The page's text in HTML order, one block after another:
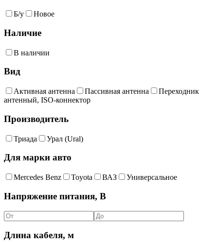
Б/у Новое
Наличие
В наличии
Вид
Активная антенна Пассивная антенна
Переходник
антенный, ISO-коннектор
Производитель
Триада Урал (Ural)
Для марки авто
Merсedes Benz Toyota ВАЗ Универсальное
Напряжение питания, В
Длина кабеля, м